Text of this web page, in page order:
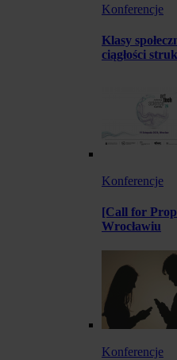
Konferencje
Klasy
ciągłości
Konferencje
[Call for
Wrocławiu
Konferencje